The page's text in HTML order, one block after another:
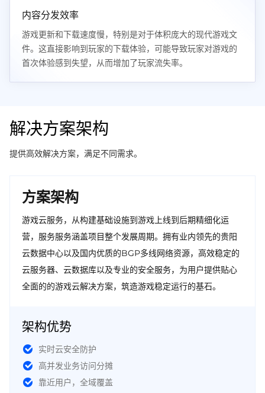
内容分发效率
游戏更新和下载速度慢，特别是对于体积庞大的现代游戏文
件。这直接影响到玩家的下载体验，可能导致玩家对游戏的
首次体验感到失望，从而增加了玩家流失率。
解决方案架构
提供高效解决方案，满足不同需求。
方案架构
游戏云服务，从构建基础设施到游戏上线到后期精细化运
营，服务服务涵盖项目整个发展周期。拥有业内领先的贵阳
云数据中心以及国内优质的BGP多线网络资源，高效稳定的
云服务器、云数据库以及专业的安全服务，为用户提供贴心
全面的的游戏云解决方案，筑造游戏稳定运行的基石。
架构优势
实时云安全防护
高并发业务访问分摊
靠近用户，全域覆盖